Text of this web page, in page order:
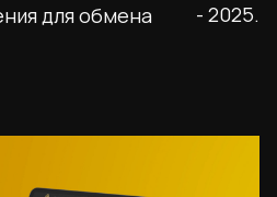
для обмена
- 2025.